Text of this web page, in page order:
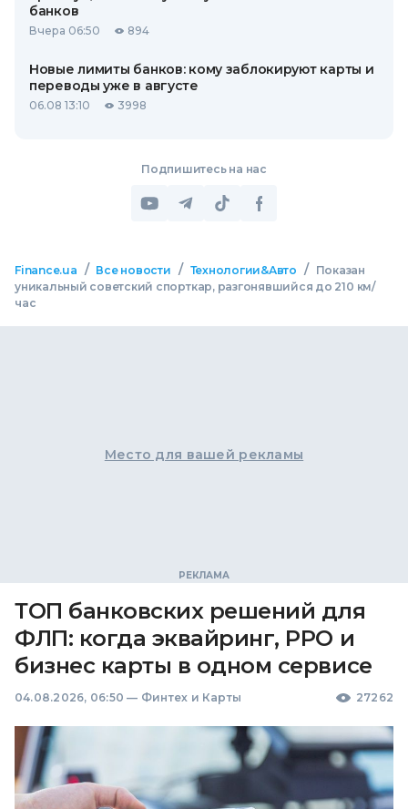
банков
Вчера 06:50 894
Новые лимиты банков: кому заблокируют карты и
переводы уже в августе
06.08 13:10 3998
Подпишитесь на нас
Finance.ua / Все новости / Технологии&Авто /
Показан
уникальный советский спорткар, разгонявшийся до 210 км/
час
Место для вашей рекламы
ТОП банковских решений для
ФЛП: когда эквайринг, РРО и
бизнес карты в одном сервисе
04.08.2026, 06:50 — Финтех и Карты 27262